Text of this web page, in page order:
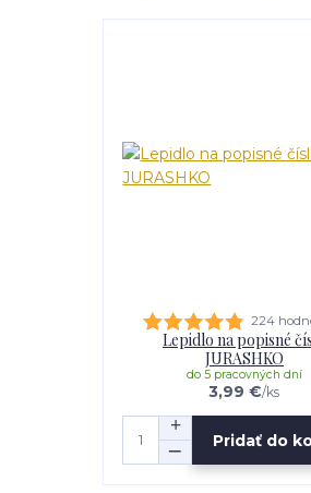
224
Lepidlo na popisné
JURASHKO
3,99 €/ks
do 5 pracovných dní
Pridať do